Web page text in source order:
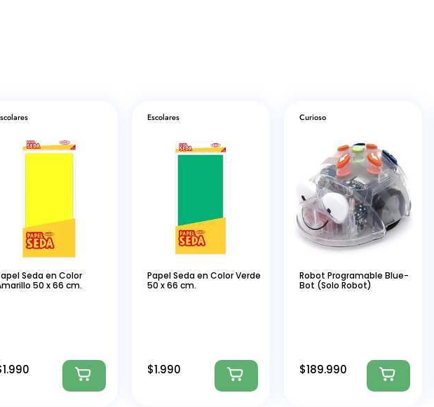
Seda en Color
50 x 66 cm.
1.990
Escolares
Papel Seda en Color Verde
50 x 66 cm.
$1.990
Curioso
Robot Programable Blue-
Bot (Solo Robot)
$189.990